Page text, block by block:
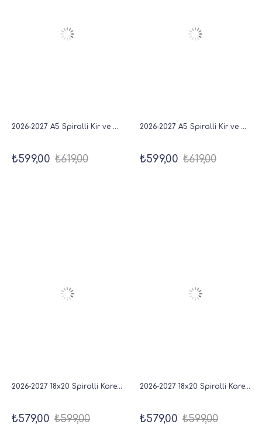
2026-2027 A5 Spiralli Kir ve Suya Dayanıklı Akademik Ajanda Bej
₺599,00 ₺619,00
2026-2027 A5 Spiralli Kir ve Suya Dayanıklı Akademik Ajanda Füme
₺599,00 ₺619,00
2026-2027 18x20 Spiralli Kare Haftalık Akademik Ajanda - Çizgi
₺579,00 ₺599,00
2026-2027 18x20 Spiralli Kare Haftalık Akademik Ajanda - Puantiye
₺579,00 ₺599,00